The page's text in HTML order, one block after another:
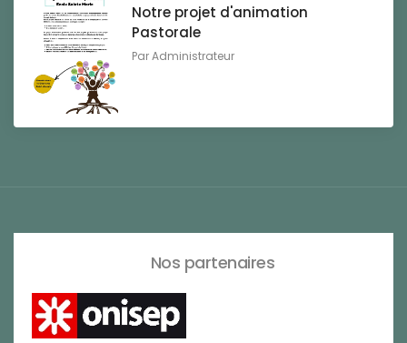
Notre projet d'animation
Pastorale
ParAdministrateur
Nos partenaires